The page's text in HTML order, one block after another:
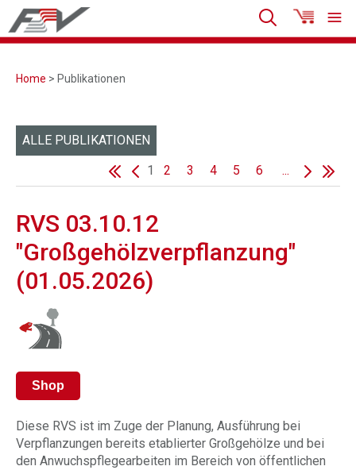
Home > Publikationen
ALLE PUBLIKATIONEN
1
2 3 4 5 6 ...
RVS 03.10.12
"Großgehölzverpflanzung"
(01.05.2026)
Shop
Diese RVS ist im Zuge der Planung, Ausführung bei
Verpflanzungen bereits etablierter Großgehölze und bei
den Anwuchspflegearbeiten im Bereich von öffentlichen